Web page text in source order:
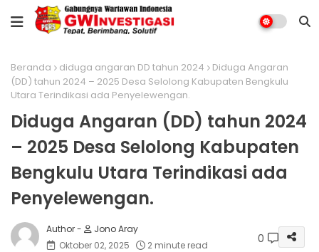
Beranda diduga angaran DD tahun 2024
Diduga Angaran
(DD) tahun 2024 – 2025 Desa Selolong Kabupaten Bengkulu
Utara Terindikasi ada Penyelewengan.
Diduga Angaran (DD) tahun 2024
– 2025 Desa Selolong Kabupaten
Bengkulu Utara Terindikasi ada
Penyelewengan.
Jono Aray
Oktober 02, 2025
2 minute read 0